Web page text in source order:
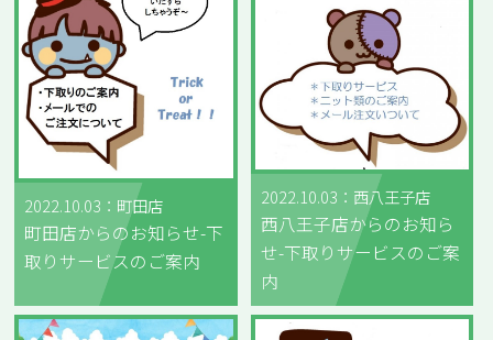
2022.10.03：町田店
町田店からのお知らせ-下
取りサービスのご案内
2022.10.03：西八王子店
西八王子店からのお知ら
せ-下取りサービスのご案
内